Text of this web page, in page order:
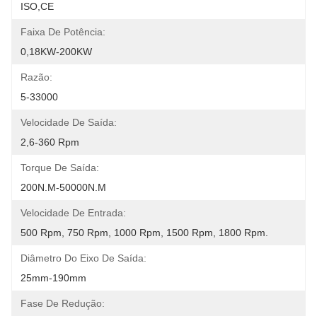
ISO,CE
Faixa De Potência:
0,18KW-200KW
Razão:
5-33000
Velocidade De Saída:
2,6-360 Rpm
Torque De Saída:
200N.m-50000N.m
Velocidade De Entrada:
500 Rpm, 750 Rpm, 1000 Rpm, 1500 Rpm, 1800 Rpm.
Diâmetro Do Eixo De Saída:
25mm-190mm
Fase De Redução: